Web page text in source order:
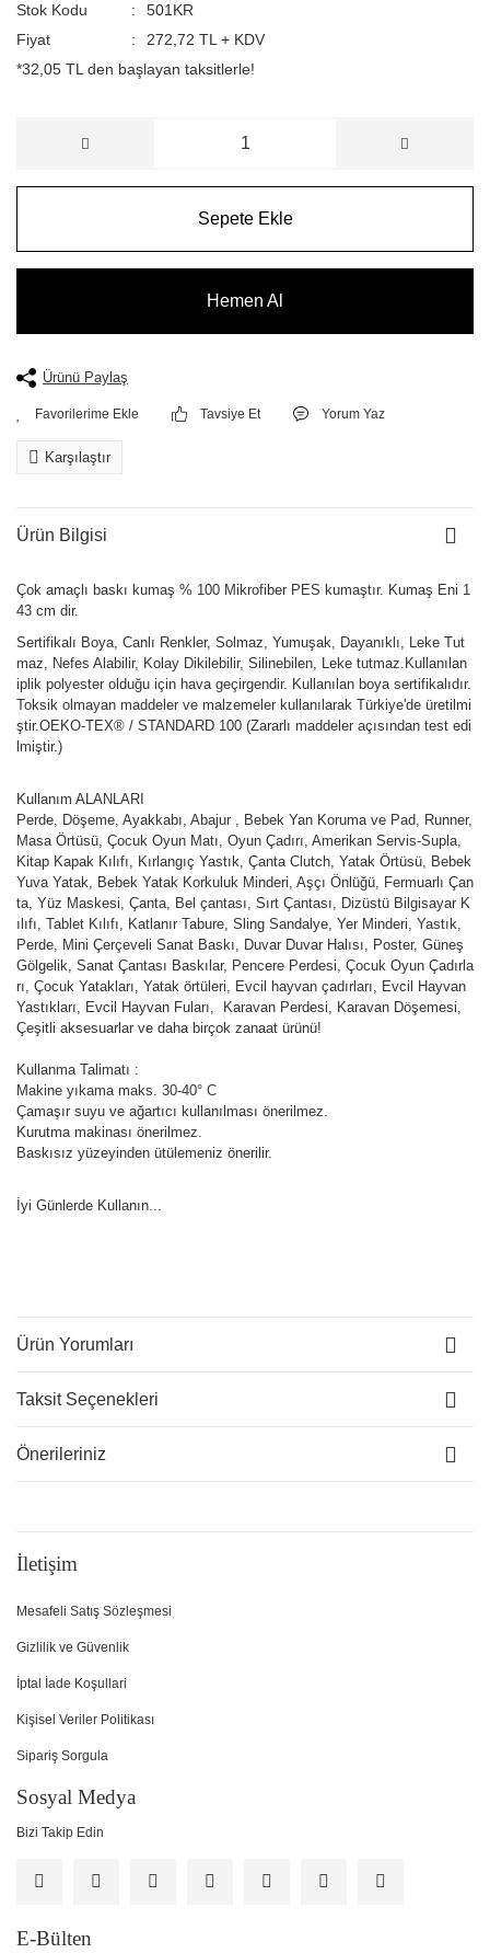
Stok Kodu
501KR
Fiyat
272,72 TL + KDV
*32,05 TL den başlayan taksitlerle!
Sepete Ekle
Hemen Al
Ürünü Paylaş
Tavsiye Et Yorum Yaz
Karşılaştır
Ürün Bilgisi
Çok amaçlı baskı kumaş % 100 Mikrofiber PES kumaştır. Kumaş Eni 1
43 cm dir.
Sertifikalı Boya, Canlı Renkler, Solmaz, Yumuşak, Dayanıklı, Leke Tut
maz, Nefes Alabilir, Kolay Dikilebilir, Silinebilen, Leke tutmaz.Kullanılan
iplik polyester olduğu için hava geçirgendir. Kullanılan boya sertifikalıdır.
Toksik olmayan maddeler ve malzemeler kullanılarak Türkiye'de üretilmi
ştir.OEKO-TEX® / STANDARD 100 (Zararlı maddeler açısından test edi
lmiştir.)
Kullanım ALANLARI
Perde, Döşeme, Ayakkabı, Abajur , Bebek Yan Koruma ve Pad, Runner,
Masa Örtüsü, Çocuk Oyun Matı, Oyun Çadırı, Amerikan Servis-Supla,
Kitap Kapak Kılıfı, Kırlangıç Yastık, Çanta Clutch, Yatak Örtüsü, Bebek
Yuva Yatak, Bebek Yatak Korkuluk Minderi, Aşçı Önlüğü, Fermuarlı Çan
ta, Yüz Maskesi, Çanta, Bel çantası, Sırt Çantası, Dizüstü Bilgisayar K
ılıfı, Tablet Kılıfı, Katlanır Tabure, Sling Sandalye, Yer Minderi, Yastık,
Perde, Mini Çerçeveli Sanat Baskı, Duvar Duvar Halısı, Poster, Güneş
Gölgelik, Sanat Çantası Baskılar, Pencere Perdesi, Çocuk Oyun Çadırla
rı, Çocuk Yatakları, Yatak örtüleri, Evcil hayvan çadırları, Evcil Hayvan
Yastıkları, Evcil Hayvan Fuları, Karavan Perdesi, Karavan Döşemesi,
Çeşitli aksesuarlar ve daha birçok zanaat ürünü!
Kullanma Talimatı :
Makine yıkama maks. 30-40° C
Çamaşır suyu ve ağartıcı kullanılması önerilmez.
Kurutma makinası önerilmez.
Baskısız yüzeyinden ütülemeniz önerilir.
İyi Günlerde Kullanın...
Ürün Yorumları
Taksit Seçenekleri
Önerileriniz
İletişim
Mesafeli Satış Sözleşmesi
Gizlilik ve Güvenlik
İptal İade Koşullari
Kişisel Veriler Politikası
Sipariş Sorgula
Sosyal Medya
Bizi Takip Edin
E-Bülten